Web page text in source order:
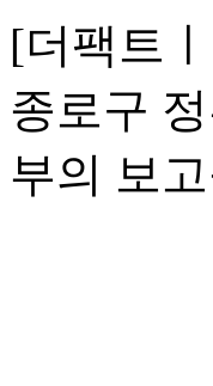
[더팩트
종로구
부의 보